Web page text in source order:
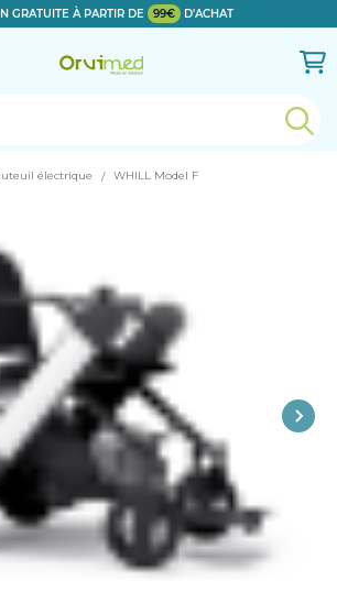
GRATUITE À PARTIR DE 99€ D'ACHAT
a bien été ajouté!
électrique WHILL Model F